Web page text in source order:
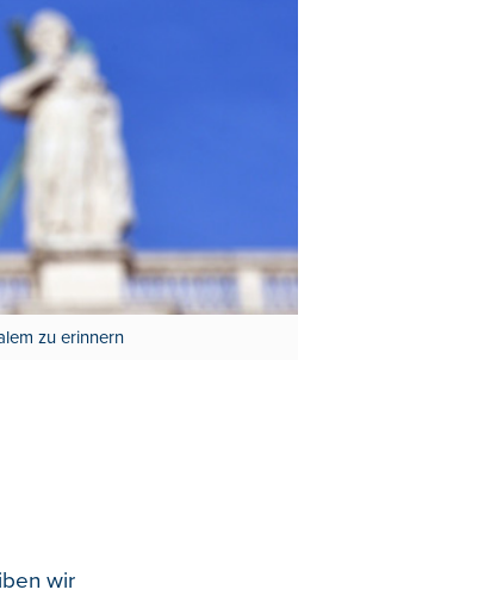
zu erinnern
wir